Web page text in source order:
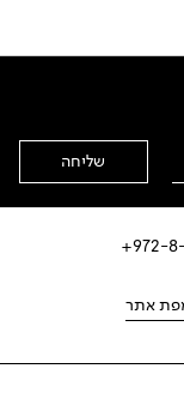
972-8-
אתר